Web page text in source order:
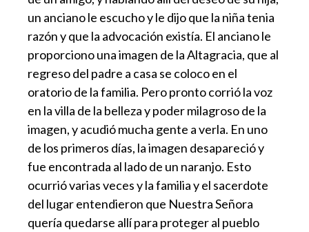
un anciano le escucho y le dijo que la niña tenia
razón y que la advocación existía. El anciano le
proporciono una imagen de la Altagracia, que al
regreso del padre a casa se coloco en el
oratorio de la familia. Pero pronto corrió la voz
en la villa de la belleza y poder milagroso de la
imagen, y acudió mucha gente a verla. En uno
de los primeros días, la imagen desapareció y
fue encontrada al lado de un naranjo. Esto
ocurrió varias veces y la familia y el sacerdote
del lugar entendieron que Nuestra Señora
quería quedarse allí para proteger al pueblo